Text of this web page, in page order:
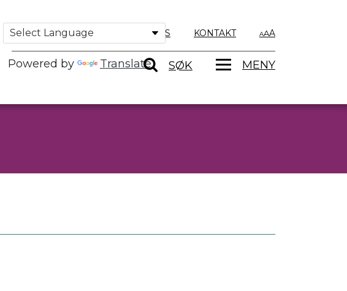
Powered by Translate
OM OSS KONTAKT A
SØK MENY